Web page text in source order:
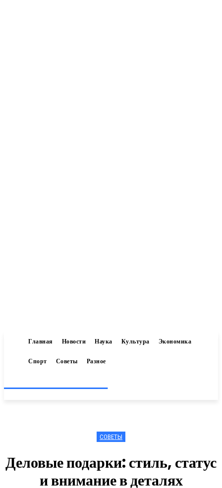
Главная Новости Наука Культура Экономика
Спорт Советы Разное
СОВЕТЫ
Деловые подарки: стиль, статус
и внимание в деталях